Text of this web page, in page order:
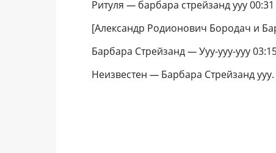
Ритуля — барбара стрейзанд ууу 00:31
[Александр Родионович Бородач и
Барбара Стрейзанд—Ууу-ууу-ууу
Неизвестен — Барбара Стрейзанд